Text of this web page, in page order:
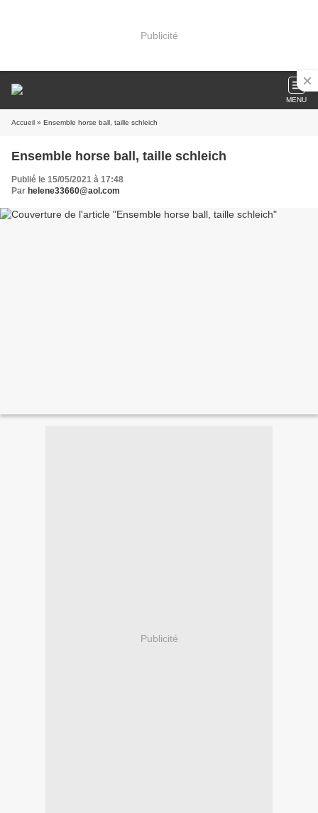
Publicité
MENU
Accueil » Ensemble horse ball, taille schleich
Ensemble horse ball, taille schleich
Publié le 15/05/2021 à 17:48
Par helene33660@aol.com
Publicité